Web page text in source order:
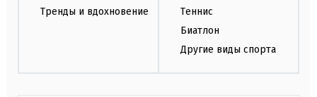
Тренды и вдохновение
Теннис
Биатлон
Другие виды спорта